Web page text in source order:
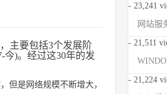
主要包括3个发展阶
今)。经过这30年的发
但是网络规模不断增大，
- 23,241
网站服
- 21,511
- 21,224